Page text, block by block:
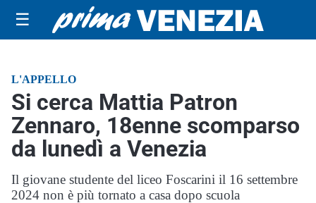
☰
L'APPELLO
Si cerca Mattia Patron
Zennaro, 18enne scomparso
da lunedì a Venezia
Il giovane studente del liceo Foscarini il 16 settembre
2024 non è più tornato a casa dopo scuola